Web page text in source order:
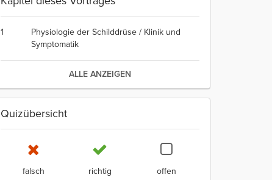
1
Physiologie der Schilddrüse / Klinik und
Symptomatik
ALLE ANZEIGEN
Quizübersicht
falsch richtig offen